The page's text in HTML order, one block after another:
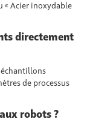
« Acier inoxydable
directement
échantillons
de processus
robots ?